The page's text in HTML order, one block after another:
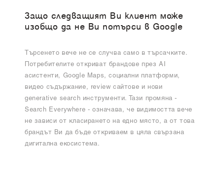
Защо следващият Ви клиент може
изобщо да не Ви потърси в Google
Търсенето вече не се случва само в търсачките.
Потребителите откриват брандове през AI
асистенти, Google Maps, социални платформи,
видео съдържание, review сайтове и нови
generative search инструменти. Тази промяна -
Search Everywhere - означава, че видимостта вече
не зависи от класирането на едно място, а от това
брандът Ви да бъде откриваем в цяла свързана
дигитална екосистема.